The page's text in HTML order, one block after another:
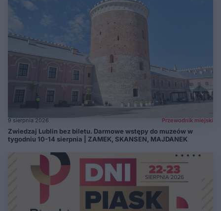
9 sierpnia 2026 Przewodnik miejski
Zwiedzaj Lublin bez biletu. Darmowe wstępy do muzeów w
tygodniu 10-14 sierpnia | ZAMEK, SKANSEN, MAJDANEK